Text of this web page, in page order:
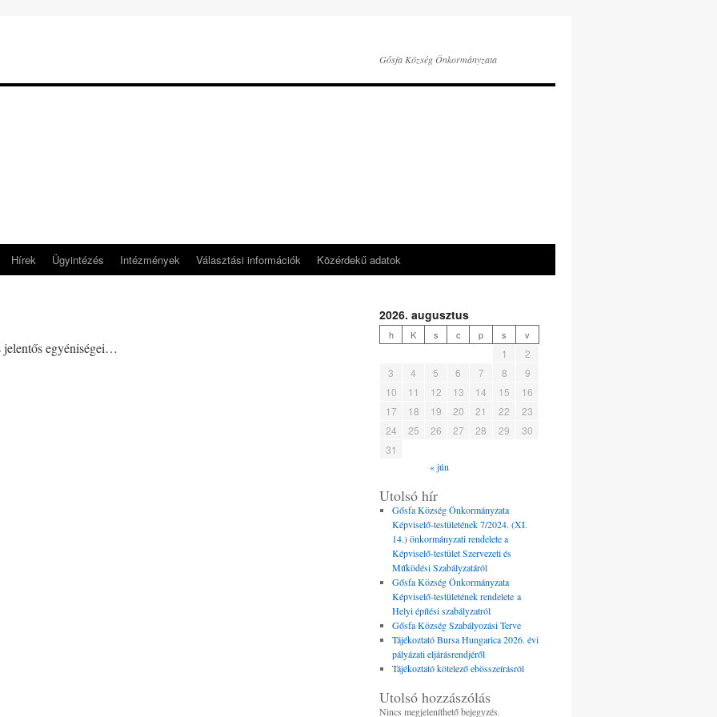
Gősfa Község Önkormányzata
Hírek Ügyintézés Intézmények Választási információk Közérdekű adatok
jelentős egyéniségei…
2026. augusztus
h K s c p s v
1
2
3
4 5 6 7 8
9
10
11 12 13 14 15
16
17
18 19 20 21 22
23
24
25 26 27 28 29
30
31
« jún
Utolsó hír
Gősfa Község Önkormányzata
Képviselő-testületének 7/2024. (XI.
14.) önkormányzati rendelete a
Képviselő-testület Szervezeti és
Működési Szabályzatáról
Gősfa Község Önkormányzata
Képviselő-testületének rendelete a
Helyi építési szabályzatról
Gősfa Község Szabályozási Terve
Tájékoztató Bursa Hungarica 2026. évi
pályázati eljárásrendjéről
Tájékoztató kötelező ebösszeírásról
Utolsó hozzászólás
Nincs megjeleníthető bejegyzés.